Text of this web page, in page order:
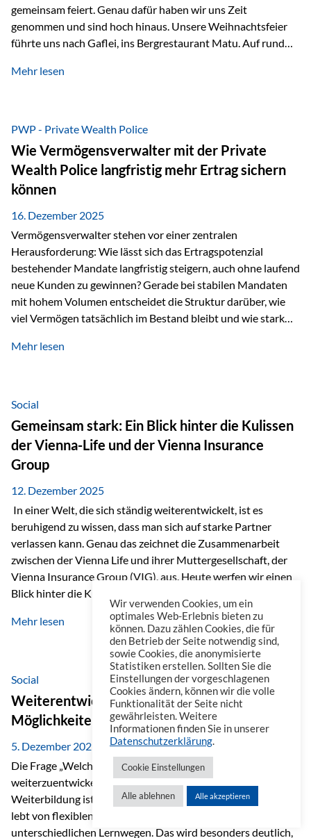
gemeinsam feiert. Genau dafür haben wir uns Zeit
genommen und sind hoch hinaus. Unsere Weihnachtsfeier
führte uns nach Gaflei, ins Bergrestaurant Matu. Auf rund
beeindruckendes Panorama, sondern auch etwas, das im
verschneiter Landschaft, bei feinem Essen, guter Musik und
einer entspannten…
Mehr lesen
PWP - Private Wealth Police
Wie Vermögensverwalter mit der Private
Wealth Police langfristig mehr Ertrag sichern
können
16. Dezember 2025
Vermögensverwalter stehen vor einer zentralen
Herausforderung: Wie lässt sich das Ertragspotenzial
bestehender Mandate langfristig steigern, auch ohne laufend
neue Kunden zu gewinnen? Gerade bei stabilen Mandaten
mit hohem Volumen entscheidet die Struktur darüber, wie
viel Vermögen tatsächlich im Bestand bleibt und wie stark
Beispiel verdeutlicht diese Wirkung besonders deutlich.
hinzukommen, spielt nicht nur die Rendite eine Rolle. Auch
steuerliche Effekte haben einen erheblichen Einfluss auf…
Mehr lesen
Social
Gemeinsam stark: Ein Blick hinter die Kulissen
der Vienna-Life und der Vienna Insurance
Group
12. Dezember 2025
In einer Welt, die sich ständig weiterentwickelt, ist es
beruhigend zu wissen, dass man sich auf starke Partner
verlassen kann. Genau das zeichnet die Zusammenarbeit
zwischen der Vienna Life und ihrer Muttergesellschaft, der
Vienna Insurance Group (VIG), aus. Heute werfen wir einen
Blick hinter die Kulissen auf eine Unternehmensgruppe mit
beeindruckender Geschichte, gewachsenem Know-how und
einem stabilen Fundament. Ein starkes Netzwerk in ganz
Europa Die Vienna Insurance Group ist die führende
Versicherungsgruppe in Zentral- und Osteuropa. Mit über
50 Versicherungsgesellschaften in insgesamt 30 Ländern
verbindet sie regionale Stärke mit internationaler
Kompetenz.
Mehr lesen
Social
Weiterentwicklung im Berufsalltag: Welche
Möglichkeiten es gibt
5. Dezember 2025
Die Frage „Welche Möglichkeiten gibt es, sich
weiterzuentwickeln?“ lässt sich heute vielseitig beantworten.
Weiterbildung ist längst kein starrer Prozess mehr, sondern
lebt von flexiblen Formaten, individuellen Bedürfnissen und
unterschiedlichen Lernwegen. Das wird besonders deutlich,
Wir verwenden Cookies, um ein
optimales Web-Erlebnis bieten zu
können. Dazu zählen Cookies, die für
den Betrieb der Seite notwendig sind,
sowie Cookies, die anonymisierte
Statistiken erstellen. Sollten Sie die
Einstellungen der vorgeschlagenen
Cookies ändern, können wir die volle
Funktionalität der Seite nicht
gewährleisten. Weitere
Informationen finden Sie in unserer
Datenschutzerklärung.
Cookie Einstellungen
Alle ablehnen Alle akzeptieren